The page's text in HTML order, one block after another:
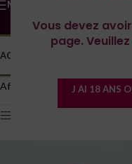
Vous devez
page.
J AI 18 ANS
MENU
ACCUEIL LES
Affichage de 1–12 sur 130